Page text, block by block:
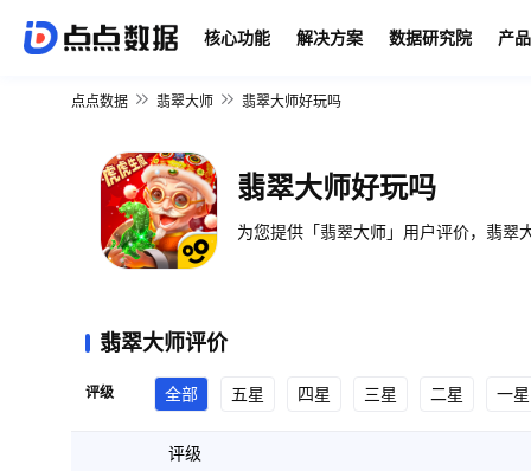
核心功能 解决方案 数据研究院 产
点点数据 翡翠大师 翡翠大师好玩吗
翡翠大师好玩吗
为您提供「翡翠大师」用户评价，翡翠
翡翠大师评价
评级 全部 五星 四星 三星 二星 一星
评级